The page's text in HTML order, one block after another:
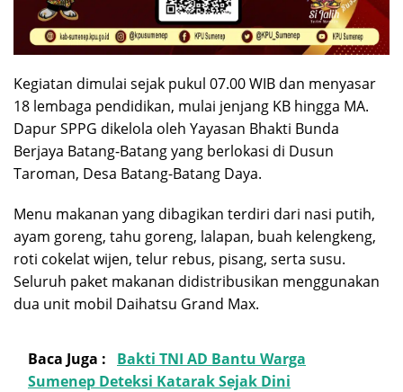
Kegiatan dimulai sejak pukul 07.00 WIB dan menyasar
18 lembaga pendidikan, mulai jenjang KB hingga MA.
Dapur SPPG dikelola oleh Yayasan Bhakti Bunda
Berjaya Batang-Batang yang berlokasi di Dusun
Taroman, Desa Batang-Batang Daya.
Menu makanan yang dibagikan terdiri dari nasi putih,
ayam goreng, tahu goreng, lalapan, buah kelengkeng,
roti cokelat wijen, telur rebus, pisang, serta susu.
Seluruh paket makanan didistribusikan menggunakan
dua unit mobil Daihatsu Grand Max.
Baca Juga :
Bakti TNI AD Bantu Warga
Sumenep Deteksi Katarak Sejak Dini